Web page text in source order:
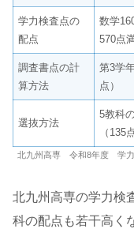
学力検査点の
配点
数学
570点
調査書点の計
算方法
第3学
点）
選抜方法
5教科
（135
北九州高専 令和8年度 学力
北九州高専の学力検
科の配点も若干高く